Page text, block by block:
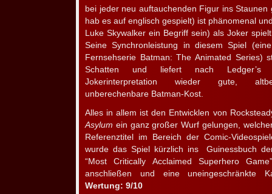
bei jeder neu auftauchenden Figur ins
hab es auf englisch gespielt) ist phänomenal
Luke Skywalker ein Begriff sein) als Joker
Seine Synchronleistung in diesem Spiel
Fernsehserie Batman: The Animated Series)
Schatten und liefert nach Ledger’s
Jokerinterpretation wieder gute,
unberechenbare Batman-Kost.
Alles in allem ist den Entwicklen von
Asylum ein ganz großer Wurf gelungen,
Referenztitel im Bereich der Comic-
wurde das Spiel kürzlich ins Guinessbuch
“Most Critically Acclaimed Superhero
anschließen und eine uneingeschränkte
Wertung: 9/10